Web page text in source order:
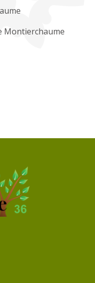
Montierchaume